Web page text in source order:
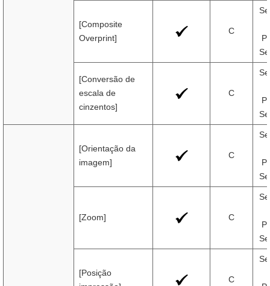
[Composite
Overprint]
C
[Conversão de
escala de
cinzentos]
C
[Orientação da
imagem]
C
[Zoom] C
[Posição
C